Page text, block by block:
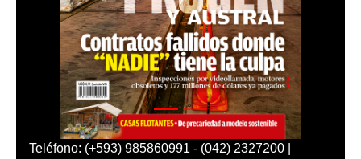
Teléfono: (+593) 985860991 - (042) 2327200 |